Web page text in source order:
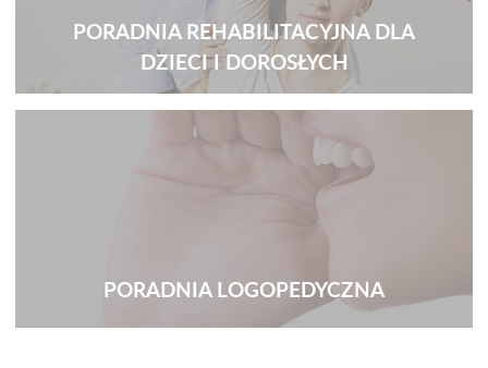
PORADNIA REHABILITACYJNA DLA
DZIECI I DOROSŁYCH
PORADNIA LOGOPEDYCZNA